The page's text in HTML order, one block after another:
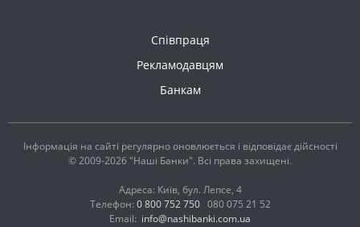
Співпраця
Рекламодавцям
Банкам
Інформація на сайті регулярно оновлюється і відповідає дійсності
© 2009-2026 "Наші Банки". Всі права захищені.
Адреса: Київ, бул. Лепсе, 4
Телефон: 0 800 752 750 080 075 21 52
Email: info@nashibanki.com.ua